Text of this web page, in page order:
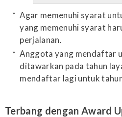
Agar memenuhi syarat
yang memenuhi syarat
perjalanan.
Anggota yang mendaftar
ditawarkan pada tahun
mendaftar lagi untuk
Terbang dengan Award